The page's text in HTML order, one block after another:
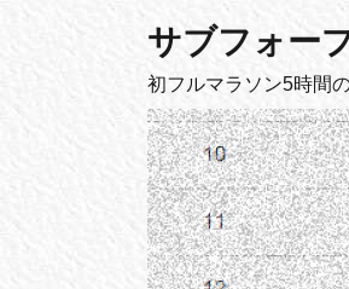
サブフォー
初フルマラソン5時間